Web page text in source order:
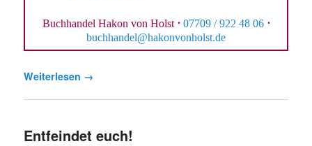
Buchhandel Hakon von Holst · 07709 / 922 48 06 ·
buchhandel@hakonvonholst.de
Weiterlesen →
Entfeindet euch!